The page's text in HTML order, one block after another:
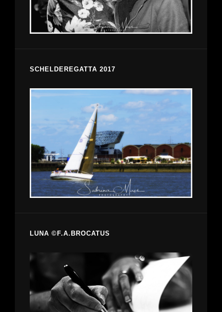
SCHELDEREGATTA 2017
LUNA ©F.A.BROCATUS